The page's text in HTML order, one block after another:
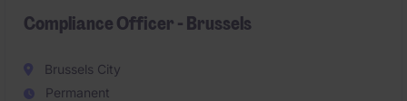
Compliance Officer - Brussels
Brussels City
Permanent